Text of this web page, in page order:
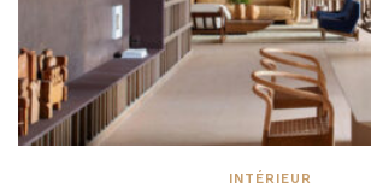
INTÉRIEUR